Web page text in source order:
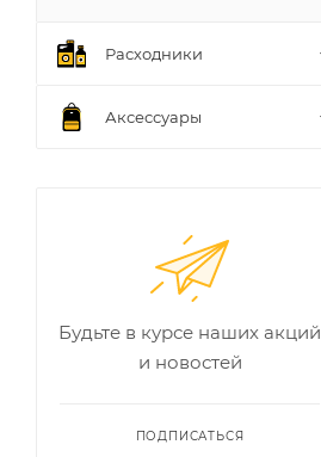
Расходники
Аксессуары
Будьте в курсе наших акций
и новостей
ПОДПИСАТЬСЯ